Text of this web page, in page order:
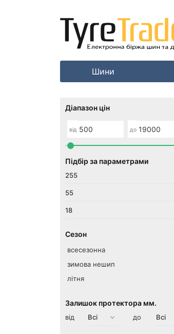
Шини
Діапазон цін
від до
Підбір за параметрами
Сезон
всесезонна
зимова нешип
літня
Залишок протектора мм.
від до